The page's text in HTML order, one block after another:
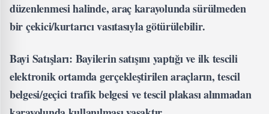
düzenlenmesi halinde, araç karayolunda sürülmeden
bir çekici/kurtarıcı vasıtasıyla götürülebilir.
Bayi Satışları: Bayilerin satışını yaptığı ve ilk tescili
elektronik ortamda gerçekleştirilen araçların, tescil
belgesi/geçici trafik belgesi ve tescil plakası alınmadan